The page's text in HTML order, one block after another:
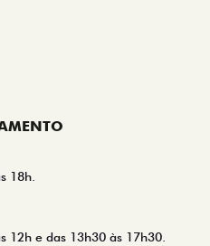
18h.
12h e das 13h30 às 17h30.